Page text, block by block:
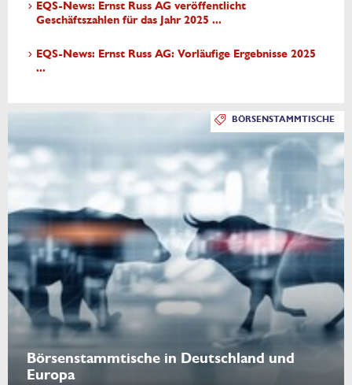
EQS-News: Ernst Russ AG veröffentlicht
Geschäftszahlen für das Jahr 2025 ...
EQS-News: Ernst Russ AG: Vorläufige Ergebnisse 2025
...
BÖRSENSTAMMTISCHE
Börsenstammtische in Deutschland und
Europa